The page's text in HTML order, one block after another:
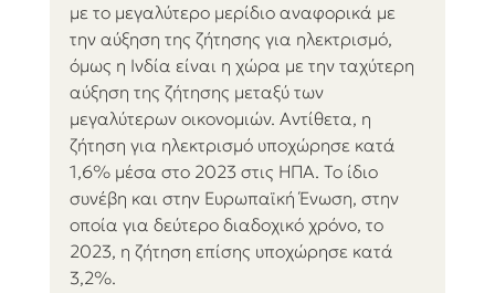
με το μεγαλύτερο μερίδιο αναφορικά με
την αύξηση της ζήτησης για ηλεκτρισμό,
όμως η Ινδία είναι η χώρα με την ταχύτερη
αύξηση της ζήτησης μεταξύ των
μεγαλύτερων οικονομιών. Αντίθετα, η
ζήτηση για ηλεκτρισμό υποχώρησε κατά
1,6% μέσα στο 2023 στις ΗΠΑ. Το ίδιο
συνέβη και στην Ευρωπαϊκή Ένωση, στην
οποία για δεύτερο διαδοχικό χρόνο, το
2023, η ζήτηση επίσης υποχώρησε κατά
3,2%.